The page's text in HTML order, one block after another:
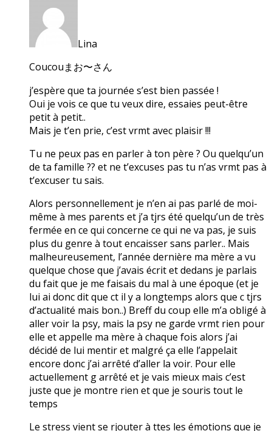
Lina
Coucouまお〜さん
j’espère que ta journée s’est bien passée !
Oui je vois ce que tu veux dire, essaies peut-être
petit à petit..
Mais je t’en prie, c’est vrmt avec plaisir !!!
Tu ne peux pas en parler à ton père ? Ou quelqu’un
de ta famille ?? et ne t’excuses pas tu n’as vrmt pas à
t’excuser tu sais.
Alors personnellement je n’en ai pas parlé de moi-
même à mes parents et j’a tjrs été quelqu’un de très
fermée en ce qui concerne ce qui ne va pas, je suis
plus du genre à tout encaisser sans parler.. Mais
malheureusement, l’année dernière ma mère a vu
quelque chose que j’avais écrit et dedans je parlais
du fait que je me faisais du mal à une époque (et je
lui ai donc dit que ct il y a longtemps alors que c tjrs
d’actualité mais bon..) Breff du coup elle m’a obligé à
aller voir la psy, mais la psy ne garde vrmt rien pour
elle et appelle ma mère à chaque fois alors j’ai
décidé de lui mentir et malgré ça elle l’appelait
encore donc j’ai arrêté d’aller la voir. Pour elle
actuellement g arrêté et je vais mieux mais c’est
juste que je montre rien et que je souris tout le
temps
Le stress vient se rjouter à ttes les émotions que je